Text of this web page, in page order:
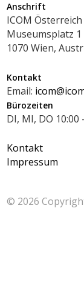
Anschrift
ICOM Österreich
Museumsplatz 1
1070 Wien,
Kontakt
Email:
Bürozeiten
DI, MI, DO 10:00
Kontakt
Impressum
© 2026